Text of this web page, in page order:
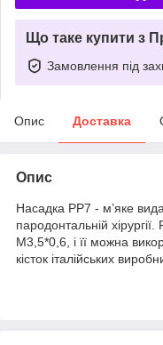
Що таке купити з
Замовлення під
Опис Доставка
Опис
Насадка PP7 - м’яке
пародонтальній
M3,5*0,6, і її можна
кісток італійських